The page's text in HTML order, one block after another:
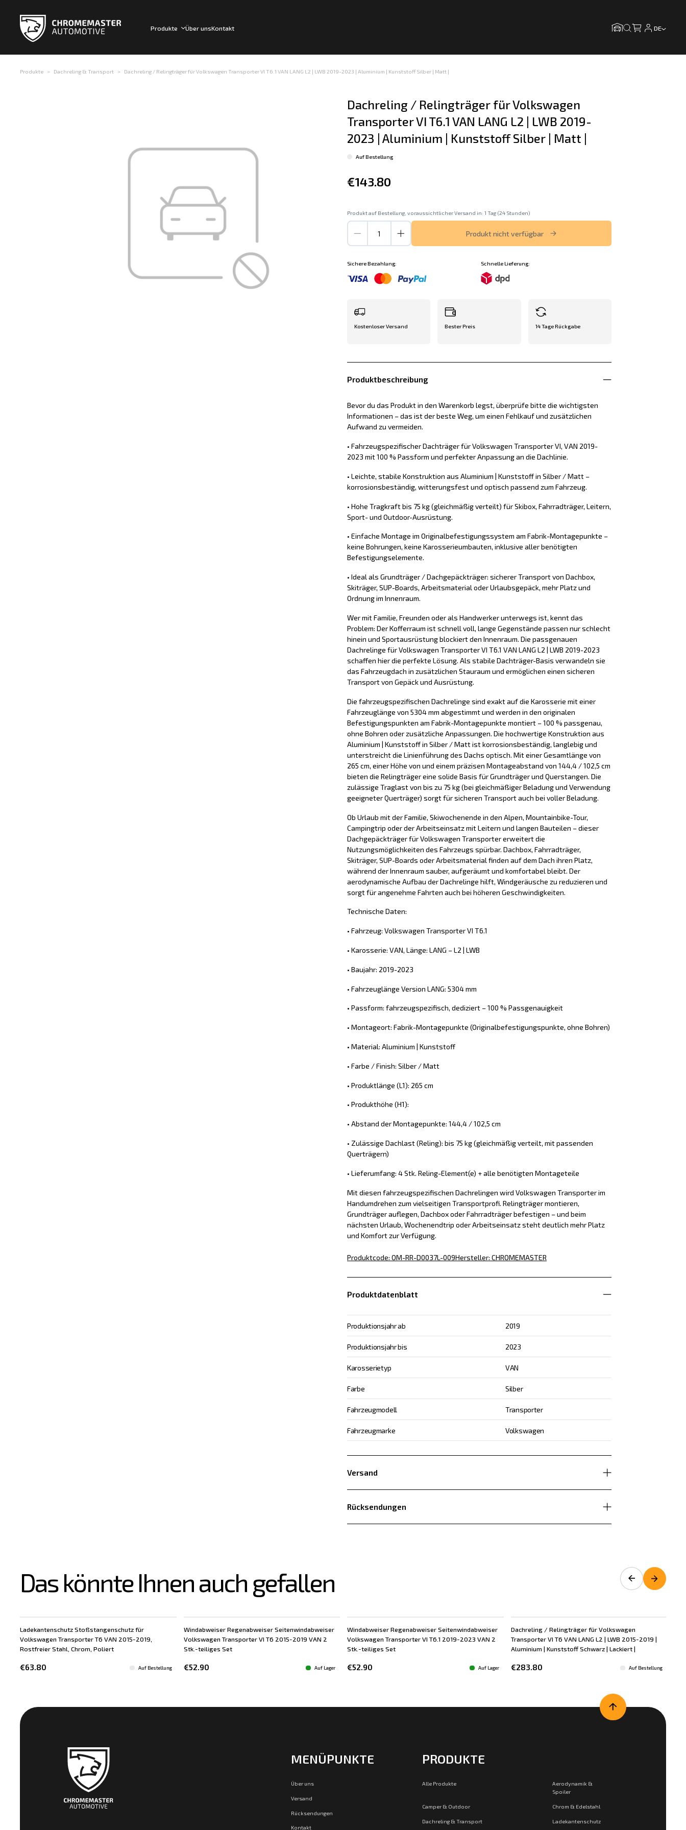
Produkte Über unsKontakt DE
Produkte Dachreling & Transport Dachreling / Relingträger für Volkswagen Transporter VI T6.1 VAN LANG L2 | LWB 2019-2023 | Aluminium | Kunststoff Silber | Matt |
Dachreling / Relingträger für Volkswagen
Transporter VI T6.1 VAN LANG L2 | LWB 2019-
2023 | Aluminium | Kunststoff Silber | Matt |
Auf Bestellung
€143.80
Produkt auf Bestellung, voraussichtlicher Versand in: 1 Tag (24 Stunden)
Produkt nicht verfügbar
Sichere Bezahlung: Schnelle Lieferung:
Kostenloser Versand Bester Preis 14 Tage Rückgabe
Produktbeschreibung
Bevor du das Produkt in den Warenkorb legst, überprüfe bitte die wichtigsten
Informationen – das ist der beste Weg, um einen Fehlkauf und zusätzlichen
Aufwand zu vermeiden.
• Fahrzeugspezifischer Dachträger für Volkswagen Transporter VI, VAN 2019-
2023 mit 100 % Passform und perfekter Anpassung an die Dachlinie.
• Leichte, stabile Konstruktion aus Aluminium | Kunststoff in Silber / Matt –
korrosionsbeständig, witterungsfest und optisch passend zum Fahrzeug.
• Hohe Tragkraft bis 75 kg (gleichmäßig verteilt) für Skibox, Fahrradträger, Leitern,
Sport- und Outdoor-Ausrüstung.
• Einfache Montage im Originalbefestigungssystem am Fabrik-Montagepunkte –
keine Bohrungen, keine Karosserieumbauten, inklusive aller benötigten
Befestigungselemente.
• Ideal als Grundträger / Dachgepäckträger: sicherer Transport von Dachbox,
Skiträger, SUP-Boards, Arbeitsmaterial oder Urlaubsgepäck, mehr Platz und
Ordnung im Innenraum.
Wer mit Familie, Freunden oder als Handwerker unterwegs ist, kennt das
Problem: Der Kofferraum ist schnell voll, lange Gegenstände passen nur schlecht
hinein und Sportausrüstung blockiert den Innenraum. Die passgenauen
Dachrelinge für Volkswagen Transporter VI T6.1 VAN LANG L2 | LWB 2019-2023
schaffen hier die perfekte Lösung. Als stabile Dachträger-Basis verwandeln sie
das Fahrzeugdach in zusätzlichen Stauraum und ermöglichen einen sicheren
Transport von Gepäck und Ausrüstung.
Die fahrzeugspezifischen Dachrelinge sind exakt auf die Karosserie mit einer
Fahrzeuglänge von 5304 mm abgestimmt und werden in den originalen
Befestigungspunkten am Fabrik-Montagepunkte montiert – 100 % passgenau,
ohne Bohren oder zusätzliche Anpassungen. Die hochwertige Konstruktion aus
Aluminium | Kunststoff in Silber / Matt ist korrosionsbeständig, langlebig und
unterstreicht die Linienführung des Dachs optisch. Mit einer Gesamtlänge von
265 cm, einer Höhe von und einem präzisen Montageabstand von 144,4 / 102,5 cm
bieten die Relingträger eine solide Basis für Grundträger und Querstangen. Die
zulässige Traglast von bis zu 75 kg (bei gleichmäßiger Beladung und Verwendung
geeigneter Querträger) sorgt für sicheren Transport auch bei voller Beladung.
Ob Urlaub mit der Familie, Skiwochenende in den Alpen, Mountainbike-Tour,
Campingtrip oder der Arbeitseinsatz mit Leitern und langen Bauteilen – dieser
Dachgepäckträger für Volkswagen Transporter erweitert die
Nutzungsmöglichkeiten des Fahrzeugs spürbar. Dachbox, Fahrradträger,
Skiträger, SUP-Boards oder Arbeitsmaterial finden auf dem Dach ihren Platz,
während der Innenraum sauber, aufgeräumt und komfortabel bleibt. Der
aerodynamische Aufbau der Dachrelinge hilft, Windgeräusche zu reduzieren und
sorgt für angenehme Fahrten auch bei höheren Geschwindigkeiten.
Technische Daten:
• Fahrzeug: Volkswagen Transporter VI T6.1
• Karosserie: VAN, Länge: LANG – L2 | LWB
• Baujahr: 2019-2023
• Fahrzeuglänge Version LANG: 5304 mm
• Passform: fahrzeugspezifisch, dediziert – 100 % Passgenauigkeit
• Montageort: Fabrik-Montagepunkte (Originalbefestigungspunkte, ohne Bohren)
• Material: Aluminium | Kunststoff
• Farbe / Finish: Silber / Matt
• Produktlänge (L1): 265 cm
• Produkthöhe (H1):
• Abstand der Montagepunkte: 144,4 / 102,5 cm
• Zulässige Dachlast (Reling): bis 75 kg (gleichmäßig verteilt, mit passenden
Querträgern)
• Lieferumfang: 4 Stk. Reling-Element(e) + alle benötigten Montageteile
Mit diesen fahrzeugspezifischen Dachrelingen wird Volkswagen Transporter im
Handumdrehen zum vielseitigen Transportprofi. Relingträger montieren,
Grundträger auflegen, Dachbox oder Fahrradträger befestigen – und beim
nächsten Urlaub, Wochenendtrip oder Arbeitseinsatz steht deutlich mehr Platz
und Komfort zur Verfügung.
Produktcode: OM-RR-D0037L-009Hersteller: CHROMEMASTER
Produktdatenblatt
Produktionsjahr ab 2019
Produktionsjahr bis 2023
Karosserietyp VAN
Farbe Silber
Fahrzeugmodell Transporter
Fahrzeugmarke Volkswagen
Versand
Rücksendungen
Das könnte Ihnen auch gefallen
Ladekantenschutz Stoßstangenschutz für
Volkswagen Transporter T6 VAN 2015-2019,
Rostfreier Stahl, Chrom, Poliert
€63.80 Auf Bestellung
Windabweiser Regenabweiser Seitenwindabweiser
Volkswagen Transporter VI T6 2015-2019 VAN 2
Stk.-teiliges Set
€52.90 Auf Lager
Windabweiser Regenabweiser Seitenwindabweiser
Volkswagen Transporter VI T6.1 2019-2023 VAN 2
Stk.-teiliges Set
€52.90 Auf Lager
Dachreling / Relingträger für Volkswagen
Transporter VI T6 VAN LANG L2 | LWB 2015-2019 |
Aluminium | Kunststoff Schwarz | Lackiert |
€283.80 Auf Bestellung
MENÜPUNKTE
Über uns
Versand
Rücksendungen
Kontakt
PRODUKTE
Alle Produkte
Aerodynamik &
Spoiler
Camper & Outdoor Chrom & Edelstahl
Dachreling & Transport Ladekantenschutz